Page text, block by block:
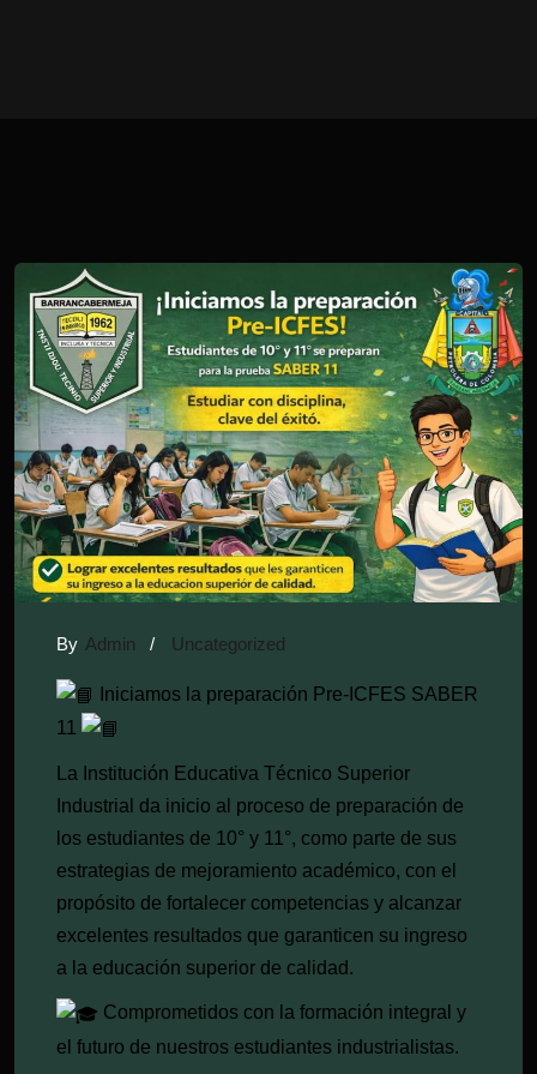
By Admin / Uncategorized
Iniciamos la preparación Pre-ICFES SABER
11
La Institución Educativa Técnico Superior
Industrial da inicio al proceso de preparación de
los estudiantes de 10° y 11°, como parte de sus
estrategias de mejoramiento académico, con el
propósito de fortalecer competencias y alcanzar
excelentes resultados que garanticen su ingreso
a la educación superior de calidad.
Comprometidos con la formación integral y
el futuro de nuestros estudiantes industrialistas.